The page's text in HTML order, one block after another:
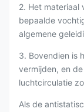
2. Het materiaal
bepaalde
algemene
3. Bovendien is
vermijden, en
luchtcirculatie
Als de